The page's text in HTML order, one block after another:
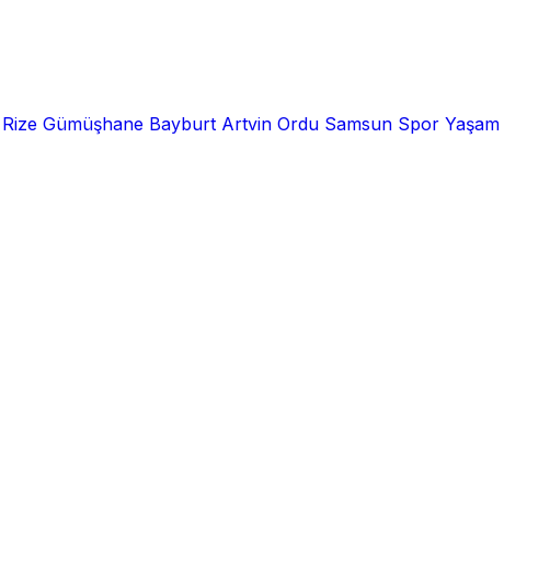
Rize Gümüşhane Bayburt Artvin Ordu Samsun Spor Yaşam